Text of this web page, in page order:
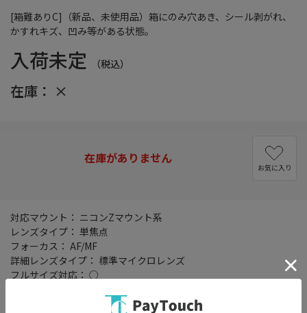
[箱難ありC]（新品、未使用品）箱にのみ穴あき、シール剥がれ、
かすれキズ、凹み等がある状態。
入荷未定 （税込）
在庫： ×
在庫がありません
お気に入り
対応マウント： ニコンZマウント系
レンズタイプ： 単焦点
フォーカス： AF/MF
詳細レンズタイプ： 標準マイクロレンズ
フルサイズ対応： ○